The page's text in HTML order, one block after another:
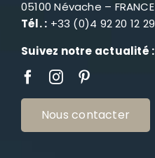
05100 Névache – FRANCE
Tél. : +33 (0)4 92 20 12 29
Suivez notre actualité :
Nous contacter